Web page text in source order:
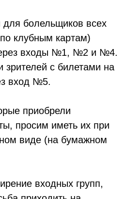
для болельщиков всех
клубным картам)
входы №1, №2 и №4.
зрителей с билетами на
вход №5.
приобрели
просим иметь их при
виде (на бумажном
входных групп,